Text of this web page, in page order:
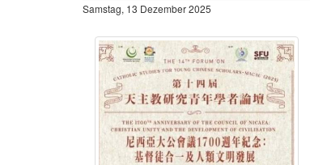
Samstag, 13 Dezember 2025